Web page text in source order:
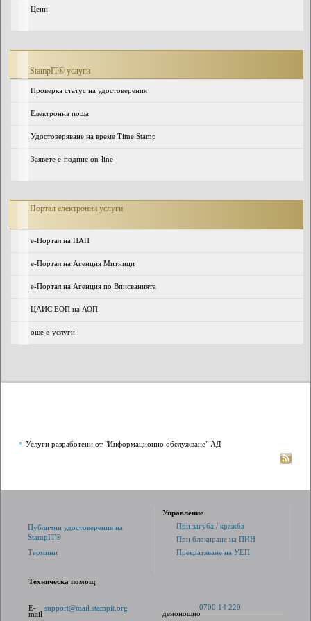
Цени
StampIT® услуги
Проверка статус на удостоверения
Електронна поща
Удостоверяване на време Time Stamp
Заявете е-подпис on-line
Портал електронни услуги
e-Портал на НАП
е-Портал на Агенция Митници
е-Портал на Агенция по Вписванията
ЦАИС ЕОП на АОП
още е-услуги
* Услуги разработени от "Информационно обслужване" АД
Публични удостоверения на
StampIT®
Термини
Управление
При загуба / кражба
При блокиране на ПИН
Прекратяване на УЕП
Техническа помощ
support@mail.stampit.org
E-
mail
0700 14 220
денонощно